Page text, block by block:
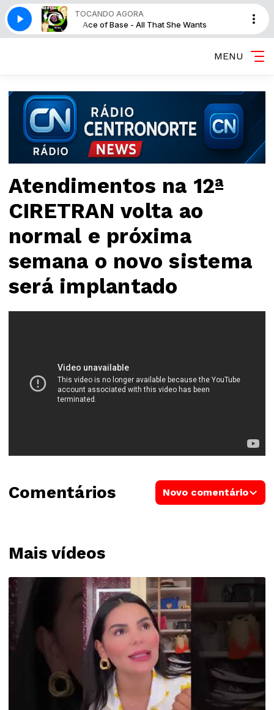
TOCANDO AGORA
Wants Ace of Base - All That She Wants
MENU
Atendimentos na 12ª
CIRETRAN volta ao
normal e próxima
semana o novo sistema
será implantado
Mais vídeos
Comentários Novo comentário